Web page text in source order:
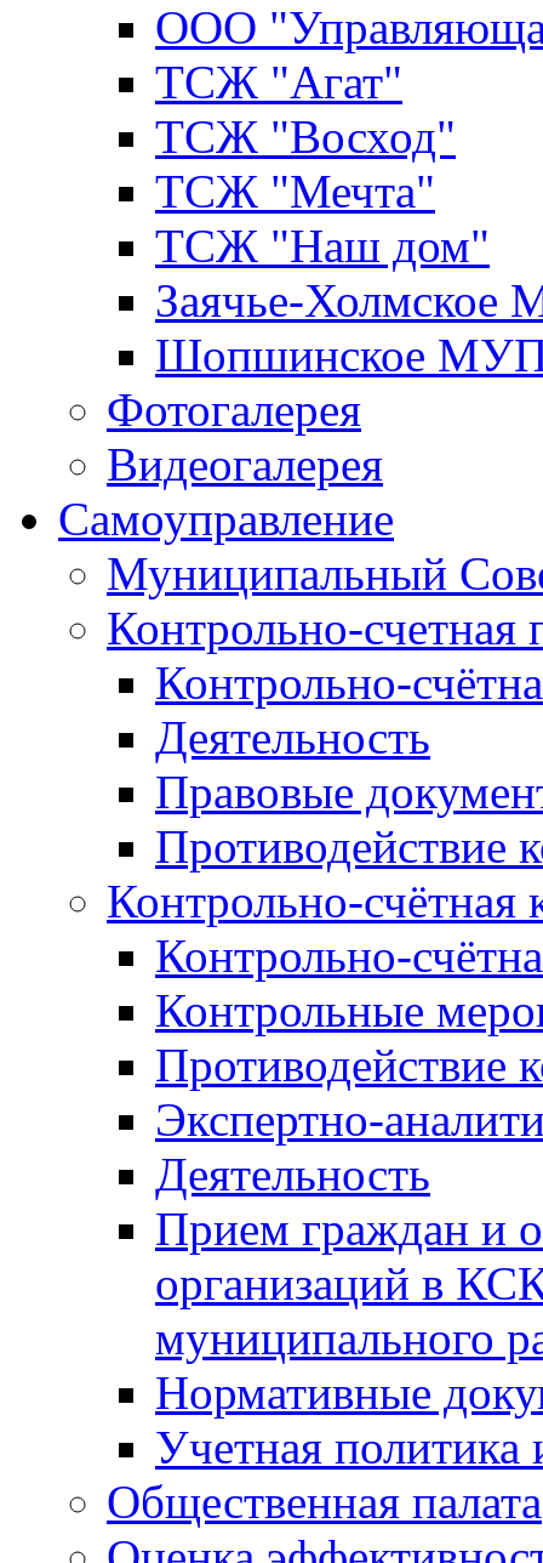
ООО
ТСЖ "Агат"
ТСЖ "Восход"
ТСЖ "Мечта"
ТСЖ "Наш дом"
Заячье-
Шопшинское
Фотогалерея
Видеогалерея
Самоуправление
Муниципальный
Контрольно-счетная
Контрольно-
Деятельность
Правовые
Противодействие
Контрольно-счётная
Контрольно-
Контрольные
Противодействие
Экспертно-
Деятельность
Прием граждан и
организаций в
муниципального
Нормативные
Учетная политика
Общественная палата